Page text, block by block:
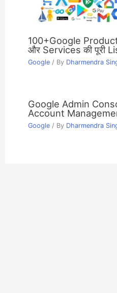
100+Google
और Services की पूरी
Google / By Dharmendra
Google Admin
Account
Google / By Dharmendra